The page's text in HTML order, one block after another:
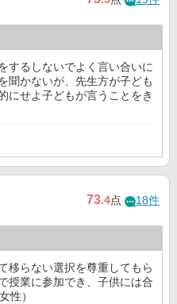
するしないでよく言い合いに
聞かないが、先生方が子ども
にせよ子どもが言うことをき
73.4点 18件
移らない選択を尊重してもら
授業に参加でき、子供には合
性）